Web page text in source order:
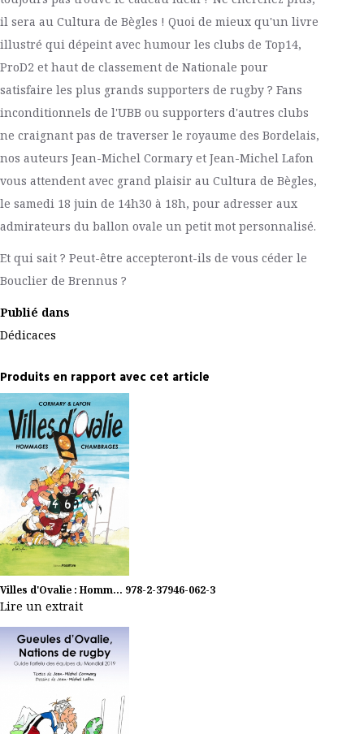
il sera au Cultura de Bègles ! Quoi de mieux qu'un livre
illustré qui dépeint avec humour les clubs de Top14,
ProD2 et haut de classement de Nationale pour
satisfaire les plus grands supporters de rugby ? Fans
inconditionnels de l'UBB ou supporters d'autres clubs
ne craignant pas de traverser le royaume des Bordelais,
nos auteurs Jean-Michel Cormary et Jean-Michel Lafon
vous attendent avec grand plaisir au Cultura de Bègles,
le samedi 18 juin de 14h30 à 18h, pour adresser aux
admirateurs du ballon ovale un petit mot personnalisé.
Et qui sait ? Peut-être accepteront-ils de vous céder le
Bouclier de Brennus ?
Publié dans
Dédicaces
Produits en rapport avec cet article
Villes d'Ovalie : Homm... 978-2-37946-062-3
Lire un extrait